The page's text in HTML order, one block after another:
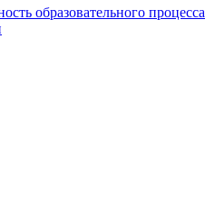
образовательного процесса